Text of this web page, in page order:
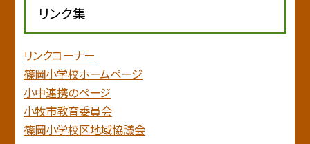
リンク集
リンクコーナー
篠岡小学校ホームページ
小中連携のページ
小牧市教育委員会
篠岡小学校区地域協議会